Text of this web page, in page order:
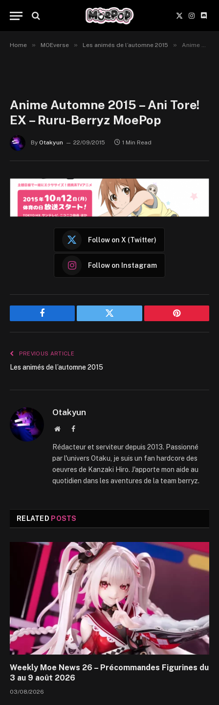
X
(Twitter)
Home » MOEverse » Les animés de l’automne 2015 » Anime Automne 2015 – Ani Tore! EX – Ruru-Berryz MoePop
Anime Automne 2015 – Ani Tore!
EX – Ruru-Berryz MoePop
By Otakyun 22/09/2015 1 Min Read
Follow on X (Twitter)
Follow on Instagram
Facebook Twitter Pinterest
PREVIOUS ARTICLE
Les animés de l’automne 2015
Otakyun
WebsiteFacebook
Rédacteur et serviteur depuis 2013. Passionné
par l'univers Otaku, je suis un fan hardcore des
oeuvres de Kanzaki Hiro. J'apporte mon aide au
quotidien dans les aventures de la team berryz.
RELATED POSTS
Weekly Moe News 26 – Précommandes Figurines du
3 au 9 août 2026
03/08/2026